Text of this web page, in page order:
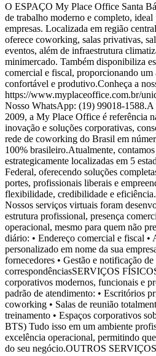
O ESPAÇO My Place Office Santa
de trabalho moderno e completo, ideal
empresas. Localizada em região
oferece coworking, salas privativas,
eventos, além de infraestrutura
minimercado. Também disponibiliza
comercial e fiscal, proporcionando um
confortável e produtivo.Conheça a
https://www.myplaceoffice.com.br/
Nosso WhatsApp: (19) 99018-
2009, a My Place Office é referência
inovação e soluções corporativas,
rede de coworking do Brasil em
100% brasileiro.Atualmente,
estrategicamente localizadas em 5
Federal, oferecendo soluções
portes, profissionais liberais e
flexibilidade, credibilidade e
Nossos serviços virtuais foram
estrutura profissional, presença
operacional, mesmo para quem não
diário: • Endereço comercial e fiscal •
personalizado em nome da sua
fornecedores • Gestão e notificação de
correspondênciasSERVIÇOS
corporativos modernos, funcionais e
padrão de atendimento: • Escritórios
coworking • Salas de reunião
treinamento • Espaços corporativos
BTS) Tudo isso em um ambiente
excelência operacional, permitindo
do seu negócio.OUTROS